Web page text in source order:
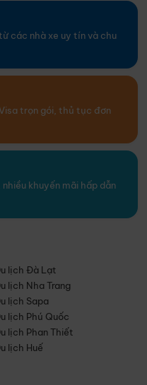
các nhà xe uy tín và chu
trọn gói, thủ tục đơn
khuyến mãi hấp dẫn
lịch Đà Lạt
lịch Nha Trang
lịch Sapa
lịch Phú Quốc
lịch Phan Thiết
lịch Huế